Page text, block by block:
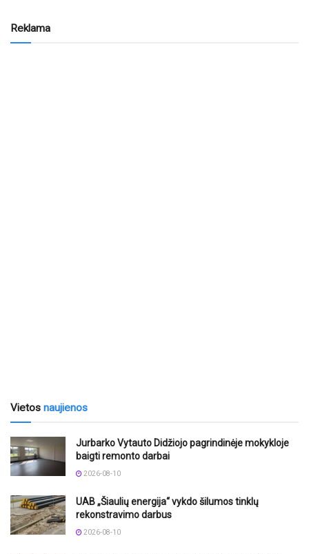
Reklama
Vietos naujienos
Jurbarko Vytauto Didžiojo pagrindinėje mokykloje
baigti remonto darbai
2026-08-10
UAB „Šiaulių energija“ vykdo šilumos tinklų
rekonstravimo darbus
2026-08-10